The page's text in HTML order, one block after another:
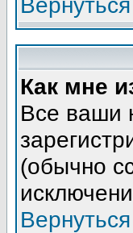
Как мне
Все ваши
(обычно